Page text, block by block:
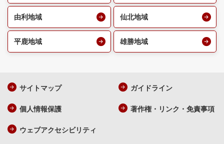
由利地域 仙北地域
平鹿地域 雄勝地域
サイトマップ ガイドライン
個人情報保護 著作権・リンク・免責事項
ウェブアクセシビリティ